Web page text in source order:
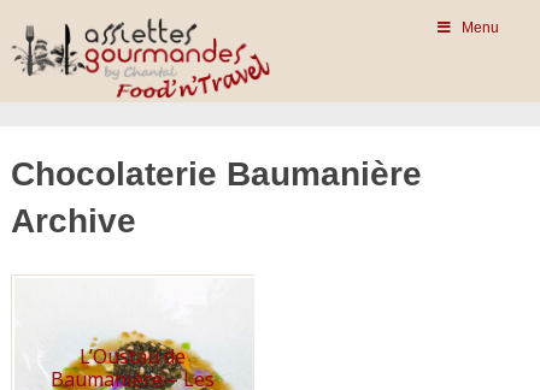
Menu
Chocolaterie Baumanière
Archive
L’Oustau de
Baumanière – Les